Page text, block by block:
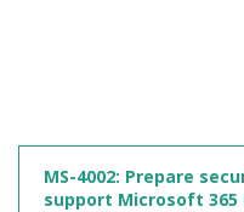
MS-4002: Prepare
support Microsoft 365